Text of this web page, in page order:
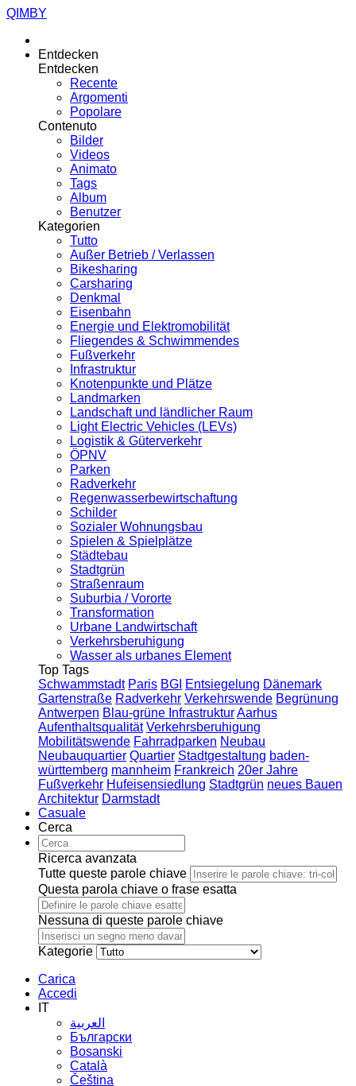
QIMBY
Entdecken
Entdecken
Recente
Argomenti
Popolare
Contenuto
Bilder
Videos
Animato
Tags
Album
Benutzer
Kategorien
Tutto
Außer Betrieb / Verlassen
Bikesharing
Carsharing
Denkmal
Eisenbahn
Energie und Elektromobilität
Fliegendes & Schwimmendes
Fußverkehr
Infrastruktur
Knotenpunkte und Plätze
Landmarken
Landschaft und ländlicher Raum
Light Electric Vehicles (LEVs)
Logistik & Güterverkehr
ÖPNV
Parken
Radverkehr
Regenwasserbewirtschaftung
Schilder
Sozialer Wohnungsbau
Spielen & Spielplätze
Städtebau
Stadtgrün
Straßenraum
Suburbia / Vororte
Transformation
Urbane Landwirtschaft
Verkehrsberuhigung
Wasser als urbanes Element
Top Tags
Schwammstadt Paris BGI Entsiegelung Dänemark
Gartenstraße Radverkehr Verkehrswende Begrünung
Antwerpen Blau-grüne InfrastrukturAarhus
Aufenthaltsqualität Verkehrsberuhigung
Mobilitätswende Fahrradparken Neubau
Neubauquartier Quartier Stadtgestaltung baden-
württemberg mannheim Frankreich 20er Jahre
Fußverkehr Hufeisensiedlung Stadtgrün neues Bauen
Architektur Darmstadt
Casuale
Cerca
Ricerca avanzata
Tutte queste parole chiave
Questa parola chiave o frase esatta
Nessuna di queste parole chiave
Kategorie
Carica
Accedi
IT
العربية
Български
Bosanski
Сatalà
Čeština